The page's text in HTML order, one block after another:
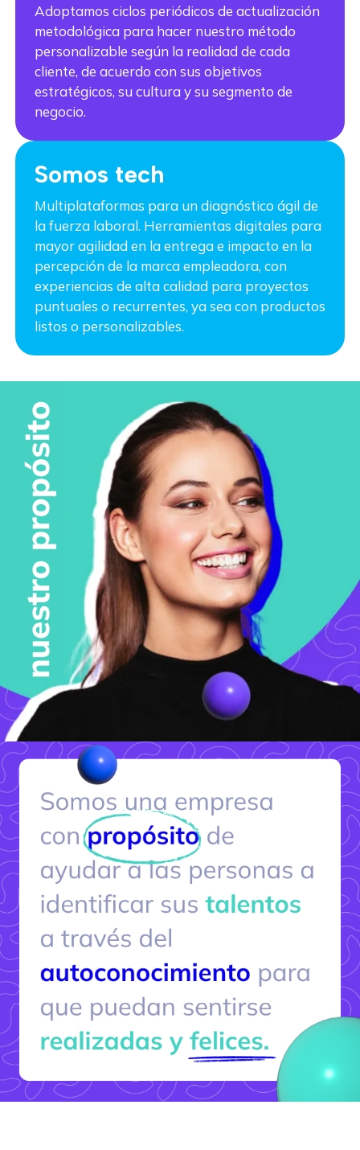
Adoptamos ciclos periódicos de actualización
metodológica para hacer nuestro método
personalizable según la realidad de cada
cliente, de acuerdo con sus objetivos
estratégicos, su cultura y su segmento de
negocio.
Somos tech
Multiplataformas para un diagnóstico ágil de
la fuerza laboral. Herramientas digitales para
mayor agilidad en la entrega e impacto en la
percepción de la marca empleadora, con
experiencias de alta calidad para proyectos
puntuales o recurrentes, ya sea con productos
listos o personalizables.